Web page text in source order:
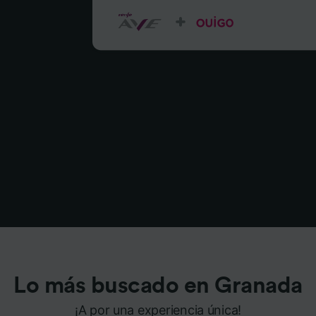
Lo más buscado en Granada
¡A por una experiencia única!